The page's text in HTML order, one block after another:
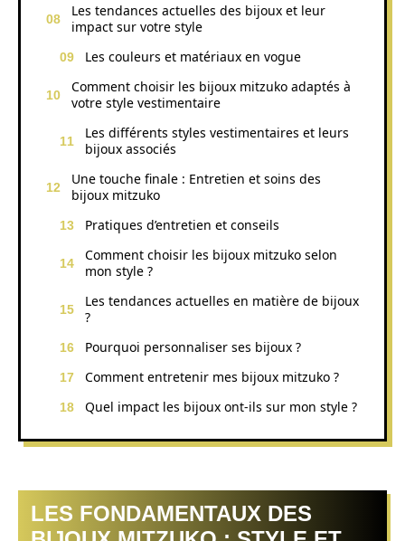
Les tendances actuelles des bijoux et leur
impact sur votre style
Les couleurs et matériaux en vogue
Comment choisir les bijoux mitzuko adaptés à
votre style vestimentaire
Les différents styles vestimentaires et leurs
bijoux associés
Une touche finale : Entretien et soins des
bijoux mitzuko
Pratiques d’entretien et conseils
Comment choisir les bijoux mitzuko selon
mon style ?
Les tendances actuelles en matière de bijoux
?
Pourquoi personnaliser ses bijoux ?
Comment entretenir mes bijoux mitzuko ?
Quel impact les bijoux ont-ils sur mon style ?
LES FONDAMENTAUX DES